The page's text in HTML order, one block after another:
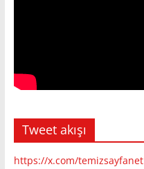
Tweet akışı
https://x.com/temizsayfanet